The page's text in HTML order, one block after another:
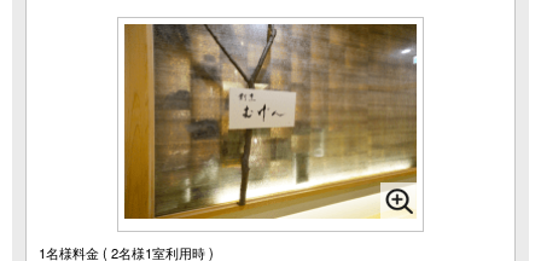
1名様料金( 2名様1室利用時 )